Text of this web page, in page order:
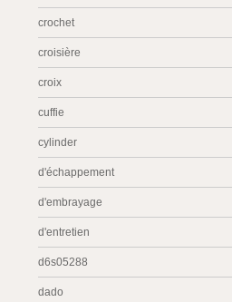
crochet
croisière
croix
cuffie
cylinder
d'échappement
d'embrayage
d'entretien
d6s05288
dado